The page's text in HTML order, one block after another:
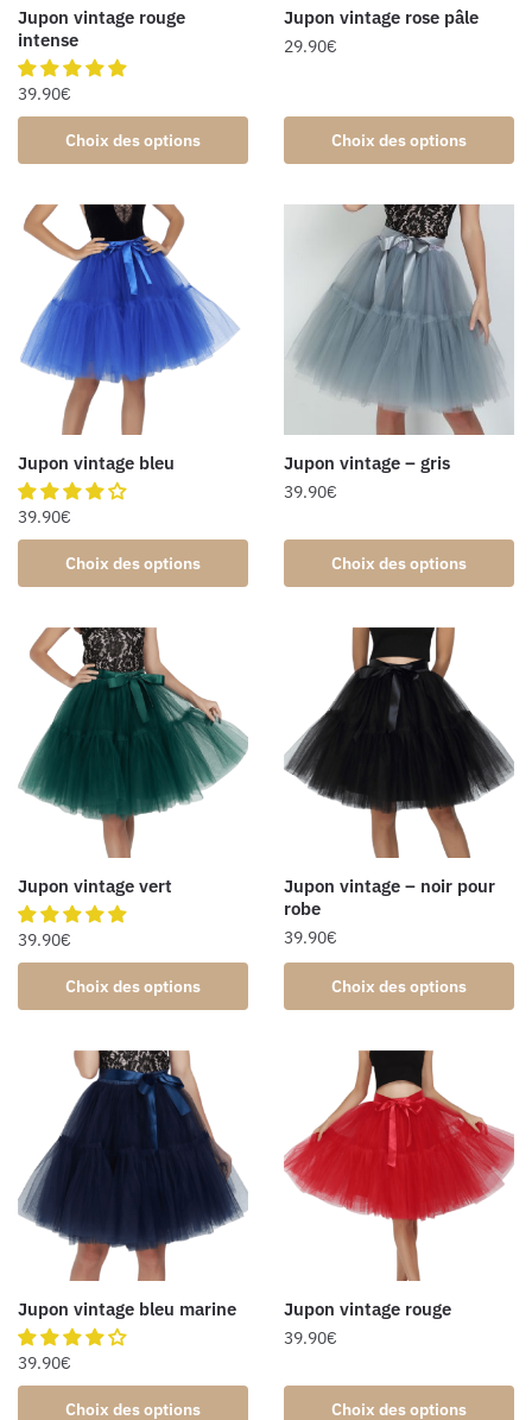
Jupon vintage rouge
intense
39.90€
Choix des options
Jupon vintage rose pâle
29.90€
Choix des options
Jupon vintage bleu
39.90€
Choix des options
Jupon vintage – gris
39.90€
Choix des options
Jupon vintage vert
39.90€
Choix des options
Jupon vintage – noir pour
robe
39.90€
Choix des options
Jupon vintage bleu marine
39.90€
Choix des options
Jupon vintage rouge
39.90€
Choix des options